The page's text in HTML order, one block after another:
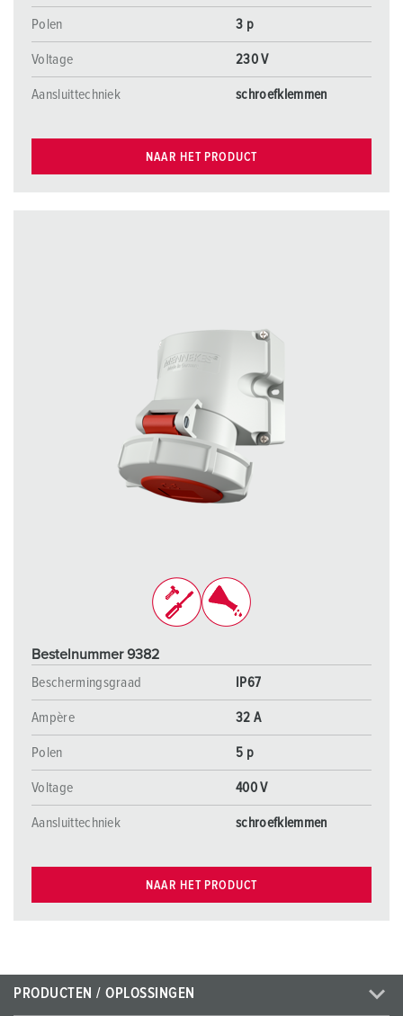
Polen 3 p
Voltage 230 V
Aansluittechniek schroefklemmen
NAAR HET PRODUCT
Bestelnummer 9382
Beschermingsgraad
IP67
Ampère 32 A
Polen 5 p
Voltage 400 V
Aansluittechniek schroefklemmen
NAAR HET PRODUCT
PRODUCTEN / OPLOSSINGEN